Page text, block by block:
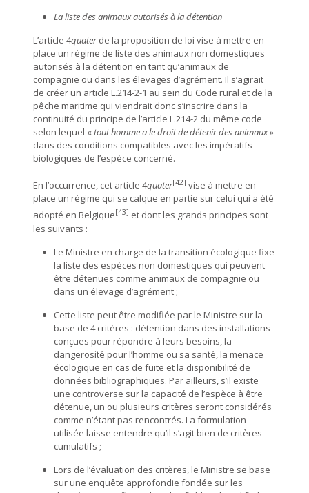
La liste des animaux autorisés à la détention
L’article 4quaterde la proposition de loi vise à mettre en
place un régime de liste des animaux non domestiques
autorisés à la détention en tant qu’animaux de
compagnie ou dans les élevages d’agrément. Il s’agirait
de créer un article L.214-2-1 au sein du Code rural et de la
pêche maritime qui viendrait donc s’inscrire dans la
continuité du principe de l’article L.214-2 du même code
selon lequel «tout homme a le droit de détenir des animaux»
dans des conditions compatibles avec les impératifs
biologiques de l’espèce concerné.
En l’occurrence, cet article 4quater[42] vise à mettre en
place un régime qui se calque en partie sur celui qui a été
adopté en Belgique[43] et dont les grands principes sont
les suivants :
Le Ministre en charge de la transition écologique fixe
la liste des espèces non domestiques qui peuvent
être détenues comme animaux de compagnie ou
dans un élevage d’agrément ;
Cette liste peut être modifiée par le Ministre sur la
base de 4 critères : détention dans des installations
conçues pour répondre à leurs besoins, la
dangerosité pour l’homme ou sa santé, la menace
écologique en cas de fuite et la disponibilité de
données bibliographiques. Par ailleurs, s’il existe
une controverse sur la capacité de l’espèce à être
détenue, un ou plusieurs critères seront considérés
comme n’étant pas rencontrés. La formulation
utilisée laisse entendre qu’il s’agit bien de critères
cumulatifs ;
Lors de l’évaluation des critères, le Ministre se base
sur une enquête approfondie fondée sur les